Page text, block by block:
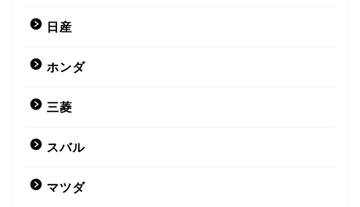
日産
ホンダ
三菱
スバル
マツダ